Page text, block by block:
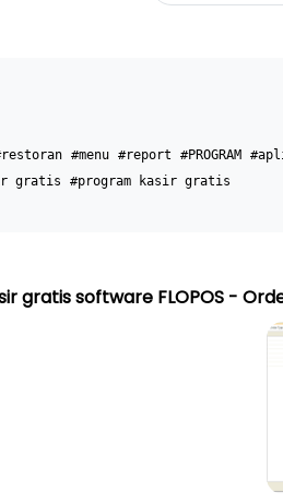
#menu #report #PROGRAM
gratis
#program kasir gratis
gratis software FLOPOS -